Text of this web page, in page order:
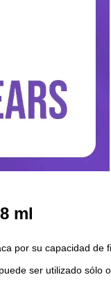
ml
por su capacidad
ser utilizado sólo